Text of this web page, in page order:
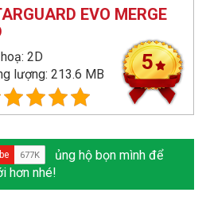
EVO MERGE
2D
lượng: 213.6 MB
5
ủng hộ bọn mình để
hơn nhé!